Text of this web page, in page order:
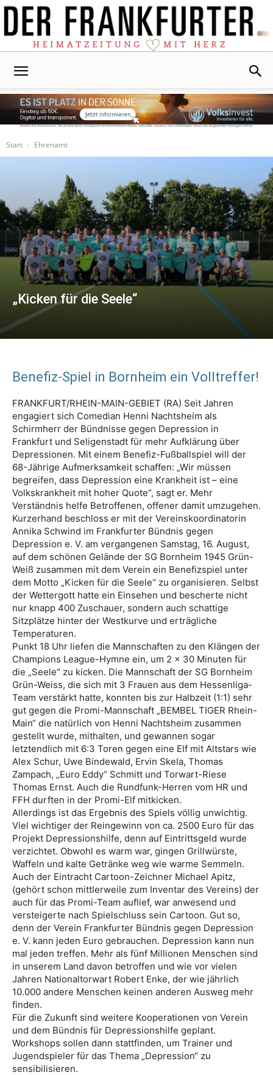
Start
Ehrenamt
„Kicken für die Seele“
Benefiz-Spiel in Bornheim ein Volltreffer!
FRANKFURT/RHEIN-MAIN-GEBIET (RA) Seit Jahren
engagiert sich Comedian Henni Nachtsheim als
Schirmherr der Bündnisse gegen Depression in
Frankfurt und Seligenstadt für mehr Aufklärung über
Depressionen. Mit einem Benefiz-Fußballspiel will der
68-Jährige Aufmerksamkeit schaffen: „Wir müssen
begreifen, dass Depression eine Krankheit ist – eine
Volkskrankheit mit hoher Quote“, sagt er. Mehr
Verständnis helfe Betroffenen, offener damit umzugehen.
Kurzerhand beschloss er mit der Vereinskoordinatorin
Annika Schwind im Frankfurter Bündnis gegen
Depression e. V. am vergangenen Samstag, 16. August,
auf dem schönen Gelände der SG Bornheim 1945 Grün-
Weiß zusammen mit dem Verein ein Benefizspiel unter
dem Motto „Kicken für die Seele“ zu organisieren. Selbst
der Wettergott hatte ein Einsehen und bescherte nicht
nur knapp 400 Zuschauer, sondern auch schattige
Sitzplätze hinter der Westkurve und erträgliche
Temperaturen.
Punkt 18 Uhr liefen die Mannschaften zu den Klängen der
Champions League-Hymne ein, um 2 x 30 Minuten für
die „Seele“ zu kicken. Die Mannschaft der SG Bornheim
Grün-Weiss, die sich mit 3 Frauen aus dem Hessenliga-
Team verstärkt hatte, konnten bis zur Halbzeit (1:1) sehr
gut gegen die Promi-Mannschaft „BEMBEL TIGER Rhein-
Main“ die natürlich von Henni Nachtsheim zusammen
gestellt wurde, mithalten, und gewannen sogar
letztendlich mit 6:3 Toren gegen eine Elf mit Altstars wie
Alex Schur, Uwe Bindewald, Ervin Skela, Thomas
Zampach, „Euro Eddy“ Schmitt und Torwart-Riese
Thomas Ernst. Auch die Rundfunk-Herren vom HR und
FFH durften in der Promi-Elf mitkicken.
Allerdings ist das Ergebnis des Spiels völlig unwichtig.
Viel wichtiger der Reingewinn von ca. 2500 Euro für das
Projekt Depressionshilfe, denn auf Eintrittsgeld wurde
verzichtet. Obwohl es warm war, gingen Grillwürste,
Waffeln und kalte Getränke weg wie warme Semmeln.
Auch der Eintracht Cartoon-Zeichner Michael Apitz,
(gehört schon mittlerweile zum Inventar des Vereins) der
auch für das Promi-Team auflief, war anwesend und
versteigerte nach Spielschluss sein Cartoon. Gut so,
denn der Verein Frankfurter Bündnis gegen Depression
e. V. kann jeden Euro gebrauchen. Depression kann nun
mal jeden treffen. Mehr als fünf Millionen Menschen sind
in unserem Land davon betroffen und wie vor vielen
Jahren Nationaltorwart Robert Enke, der wie jährlich
10.000 andere Menschen keinen anderen Ausweg mehr
finden.
Für die Zukunft sind weitere Kooperationen von Verein
und dem Bündnis für Depressionshilfe geplant.
Workshops sollen dann stattfinden, um Trainer und
Jugendspieler für das Thema „Depression“ zu
sensibilisieren.